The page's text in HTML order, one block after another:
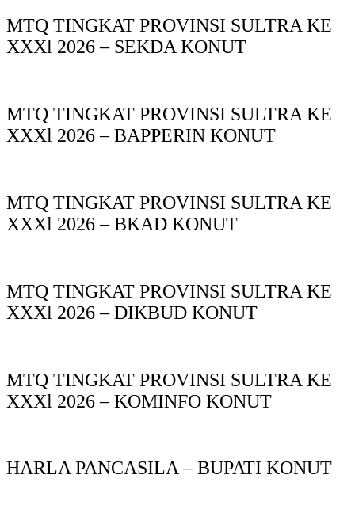
MTQ TINGKAT PROVINSI SULTRA KE
XXXl 2026 – SEKDA KONUT
MTQ TINGKAT PROVINSI SULTRA KE
XXXl 2026 – BAPPERIN KONUT
MTQ TINGKAT PROVINSI SULTRA KE
XXXl 2026 – BKAD KONUT
MTQ TINGKAT PROVINSI SULTRA KE
XXXl 2026 – DIKBUD KONUT
MTQ TINGKAT PROVINSI SULTRA KE
XXXl 2026 – KOMINFO KONUT
HARLA PANCASILA – BUPATI KONUT